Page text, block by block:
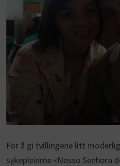
For å gi tvillingene litt
sykepleierne «Nosso Senhora